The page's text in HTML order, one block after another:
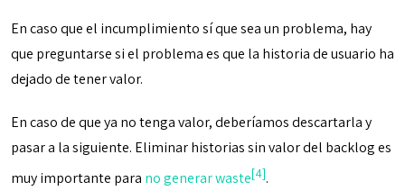
En caso que el incumplimiento sí que sea un problema, hay
que preguntarse si el problema es que la historia de usuario ha
dejado de tener valor.
En caso de que ya no tenga valor, deberíamos descartarla y
pasar a la siguiente. Eliminar historias sin valor del backlog es
muy importante para no generar waste[4].